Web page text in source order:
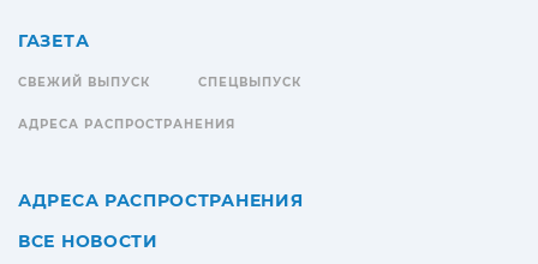
ГАЗЕТА
СВЕЖИЙ ВЫПУСК СПЕЦВЫПУСК
АДРЕСА РАСПРОСТРАНЕНИЯ
АДРЕСА РАСПРОСТРАНЕНИЯ
ВСЕ НОВОСТИ